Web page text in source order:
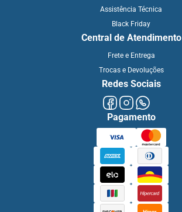
Assistência Técnica
Black Friday
Central de Atendimento
Frete e Entrega
Trocas e Devoluções
Redes Sociais
Pagamento